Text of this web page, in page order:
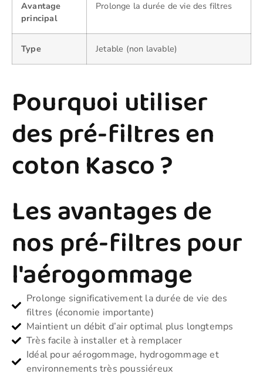
Avantage
principal
Prolonge la durée de vie des filtres
Type Jetable (non lavable)
Pourquoi utiliser
des pré-filtres en
coton Kasco ?
Les avantages de
nos pré-filtres pour
l'aérogommage
Prolonge significativement la durée de vie des
filtres (économie importante)
Maintient un débit d’air optimal plus longtemps
Très facile à installer et à remplacer
Idéal pour aérogommage, hydrogommage et
environnements très poussiéreux